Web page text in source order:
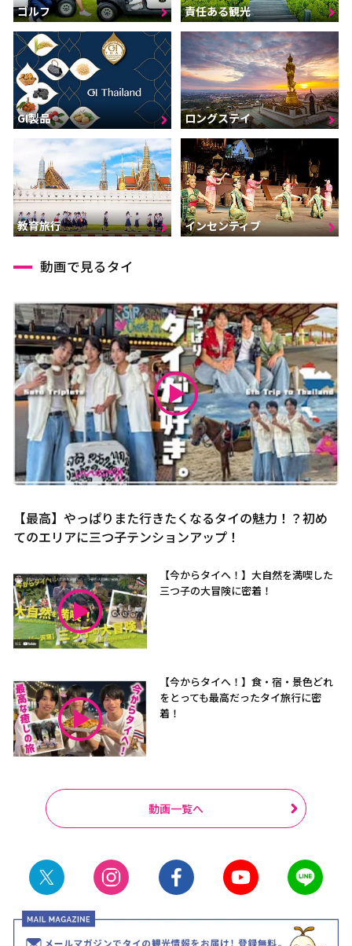
ゴルフ 責任ある観光
GI製品 ロングステイ
教育旅行 インセンティブ
動画で見るタイ
【最高】やっぱりまた行きたくなるタイの魅力！？初め
てのエリアに三つ子テンションアップ！
【今からタイへ！】大自然を満喫した
三つ子の大冒険に密着！
【今からタイへ！】食・宿・景色どれ
をとっても最高だったタイ旅行に密
着！
動画一覧へ